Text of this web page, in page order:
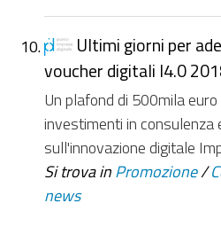
Ultimi giorni per
voucher digitali I4.0
Un plafond di 500mila
investimenti in consulenza
sull'innovazione digitale
Si trova in Promozione /
news